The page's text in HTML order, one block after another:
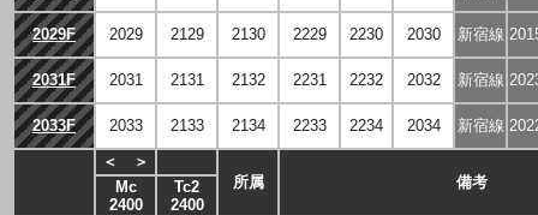
2029F 2029 2129 2130 2229 2230 2030 新宿線
2031F 2031 2131 2132 2231 2232 2032 新宿線
2033F 2033 2133 2134 2233 2234 2034 新宿線
＜
＞
所属
備考
Mc
2400
Tc2
2400